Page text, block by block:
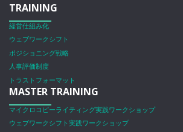
TRAINING
経営仕組み化
ウェブワークシフト
ポジショニング戦略
人事評価制度
トラストフォーマット
MASTER TRAINING
マイクロコピーライティング実践ワークショップ
ウェブワークシフト実践ワークショップ